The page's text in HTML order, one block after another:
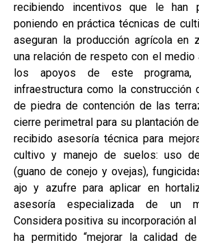
recibiendo incentivos que le han
poniendo en práctica técnicas de
aseguran la producción agrícola en
una relación de respeto con el medio
los apoyos de este
infraestructura como la construcción
de piedra de contención de las
cierre perimetral para su plantación
recibido asesoría técnica para
cultivo y manejo de suelos: uso
(guano de conejo y ovejas),
ajo y azufre para aplicar en
asesoría especializada de un
Considera positiva su incorporación
ha permitido “mejorar la calidad